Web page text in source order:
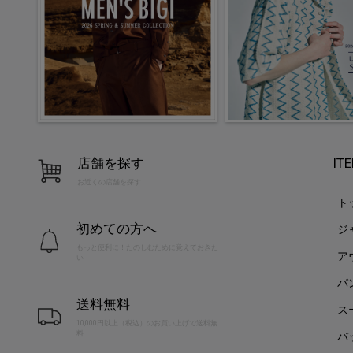
店舗を探す
お近くの店舗を探す
初めての方へ
送料無料
10,000円以上（税込）のお買い上げで送料無
ジ
ア
パ
ス
バ